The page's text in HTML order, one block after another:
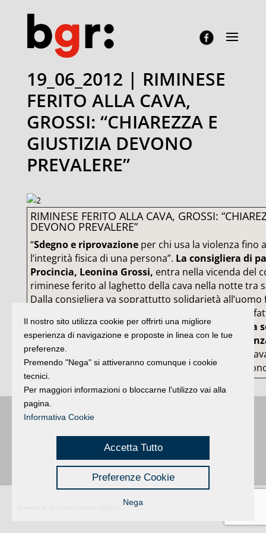
19_06_2012 | RIMINESE
FERITO ALLA CAVA,
GROSSI: “CHIAREZZA E
GIUSTIZIA DEVONO
PREVALERE”
RIMINESE FERITO ALLA CAVA, GROSSI:
DEVONO PREVALERE”
“Sdegno e riprovazioneper chi usa la violenza fino
l’integrità fisica di una persona”. La consigliera di
Procincia, Leonina Grossi, entra nella vicenda del
riminese ferito al laghetto della cava nella notte tra
Dalla consigliera va soprattutto solidarietà all’uomo
accettare che comportamenti delittuosi vengano
qualcosa di neppure vagamente tollerabile.
In una
diritti di tutti vanno sempre difesi senza se e
verificano episodi come quello del laghetto della
volontà chesiano fatti chiarezza e giustizia
Buongiorno:Riminié una testata registrata presso il Tribunale di Rimini
Privacy Credits
Il nostro sito utilizza cookie per offrirti una migliore
esperienza di navigazione e proposte in linea con le tue
preferenze.
Premendo "Nega" si attiveranno comunque i cookie
tecnici.
Per maggiori informazioni o bloccarne l'utilizzo vai alla
pagina.
Informativa Cookie
Accetta Tutto
Preferenze Cookie
Nega